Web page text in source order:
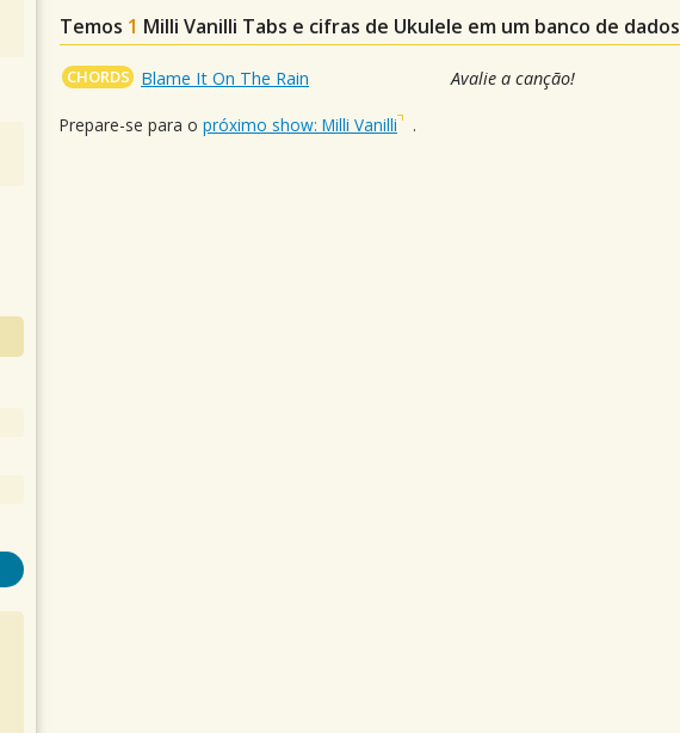
Temos 1 Milli Vanilli Tabs e cifras de Ukulele em um banco de dados
CHORDS Blame It On The Rain Avalie a canção!
Prepare-se para o próximo show: Milli Vanilli .